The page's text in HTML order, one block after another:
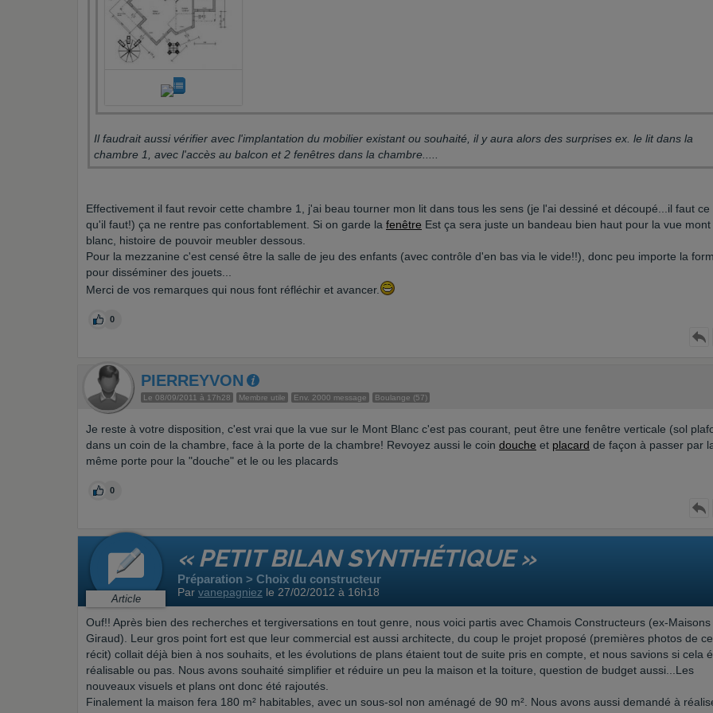
Il faudrait aussi vérifier avec l'implantation du mobilier existant ou souhaité, il y aura alors des surprises ex. le lit dans la
chambre 1, avec l'accès au balcon et 2 fenêtres dans la chambre.....
Effectivement il faut revoir cette chambre 1, j'ai beau tourner mon lit dans tous les sens (je l'ai dessiné et découpé...il faut ce
qu'il faut!) ça ne rentre pas confortablement. Si on garde la fenêtre Est ça sera juste un bandeau bien haut pour la vue mont
blanc, histoire de pouvoir meubler dessous.
Pour la mezzanine c'est censé être la salle de jeu des enfants (avec contrôle d'en bas via le vide!!), donc peu importe la
pour disséminer des jouets...
Merci de vos remarques qui nous font réfléchir et avancer.
0
PIERREYVON
Le 08/09/2011 à 17h28 Membre utile Env. 2000 message Boulange (57)
Je reste à votre disposition, c'est vrai que la vue sur le Mont Blanc c'est pas courant, peut être une fenêtre verticale (sol
dans un coin de la chambre, face à la porte de la chambre! Revoyez aussi le coin douche et placard de façon à passer par
même porte pour la "douche" et le ou les placards
0
Article
« PETIT BILAN SYNTHÉTIQUE »
Préparation > Choix du constructeur
Par vanepagniez le 27/02/2012 à 16h18
Ouf!! Après bien des recherches et tergiversations en tout genre, nous voici partis avec Chamois Constructeurs (ex-Maisons
Giraud). Leur gros point fort est que leur commercial est aussi architecte, du coup le projet proposé (premières photos de ce
récit) collait déjà bien à nos souhaits, et les évolutions de plans étaient tout de suite pris en compte, et nous savions si cela
réalisable ou pas. Nous avons souhaité simplifier et réduire un peu la maison et la toiture, question de budget aussi...Les
nouveaux visuels et plans ont donc été rajoutés.
Finalement la maison fera 180 m² habitables, avec un sous-sol non aménagé de 90 m². Nous avons aussi demandé à